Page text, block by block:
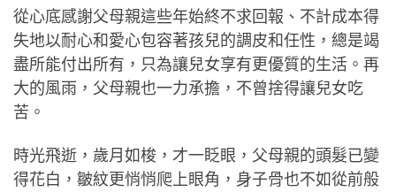
從心底感謝父母親這些年始終不求回報、不計成本得
失地以耐心和愛心包容著孩兒的調皮和任性，總是竭
盡所能付出所有，只為讓兒女享有更優質的生活。再
大的風雨，父母親也一力承擔，不曾捨得讓兒女吃
苦。
時光飛逝，歲月如梭，才一眨眼，父母親的頭髮已變
得花白，皺紋更悄悄爬上眼角，身子骨也不如從前般